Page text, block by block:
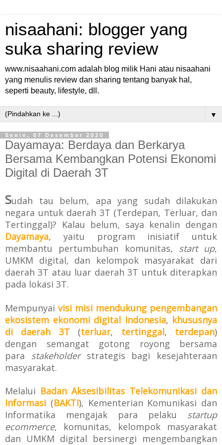
nisaahani: blogger yang
suka sharing review
www.nisaahani.com adalah blog milik Hani atau nisaahani
yang menulis review dan sharing tentang banyak hal,
seperti beauty, lifestyle, dll.
▼
Senin, 07 Desember 2020
Dayamaya: Berdaya dan Berkarya
Bersama Kembangkan Potensi Ekonomi
Digital di Daerah 3T
Sudah tau belum, apa yang sudah dilakukan
negara untuk daerah 3T (Terdepan, Terluar, dan
Tertinggal)? Kalau belum, saya kenalin dengan
Dayamaya, yaitu
program inisiatif untuk
membantu pertumbuhan komunitas, start up,
UMKM digital, dan kelompok masyarakat dari
daerah 3T atau luar daerah 3T untuk diterapkan
pada lokasi 3T.
Mempunyai visi misi mendukung pengembangan
ekosistem ekonomi digital Indonesia, khususnya
di daerah 3T (terluar, tertinggal, terdepan)
dengan semangat gotong royong bersama
para stakeholderstrategis bagi kesejahteraan
masyarakat.
Melalui Badan Aksesibilitas Telekomunikasi dan
Informasi (BAKTI), Kementerian Komunikasi dan
Informatika mengajak para pelaku startup
ecommerce, komunitas, kelompok masyarakat
dan UMKM digital bersinergi mengembangkan